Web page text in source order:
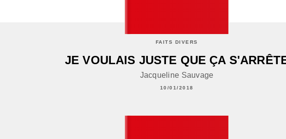
FAITS DIVERS
JE VOULAIS JUSTE QUE ÇA
Jacqueline Sauvage
10/01/2018